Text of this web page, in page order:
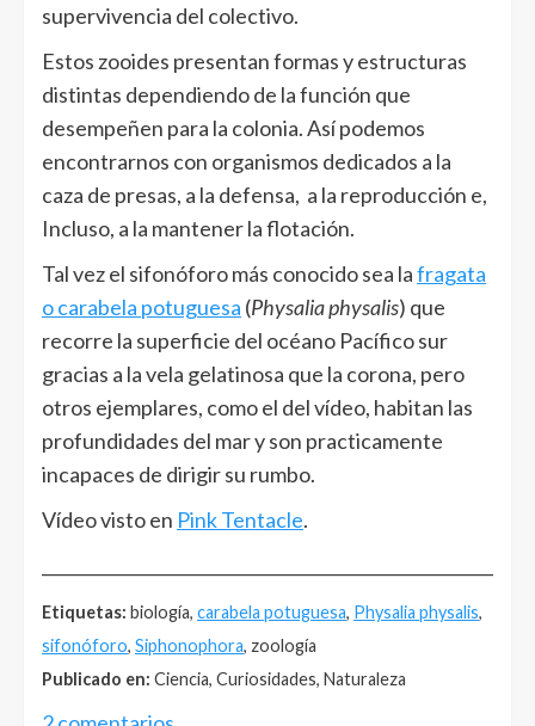
supervivencia del colectivo.
Estos zooides presentan formas y estructuras
distintas dependiendo de la función que
desempeñen para la colonia. Así podemos
encontrarnos con organismos dedicados a la
caza de presas, a la defensa, a la reproducción e,
Incluso, a la mantener la flotación.
Tal vez el sifonóforo más conocido sea lafragata
o carabela potuguesa (Physalia physalis) que
recorre la superficie del océano Pacífico sur
gracias a la vela gelatinosa que la corona, pero
otros ejemplares, como el del vídeo, habitan las
profundidades del mar y son practicamente
incapaces de dirigir su rumbo.
Vídeo visto en Pink Tentacle.
Etiquetas: biología, carabela potuguesa, Physalia physalis,
sifonóforo, Siphonophora, zoología
Publicado en: Ciencia, Curiosidades, Naturaleza